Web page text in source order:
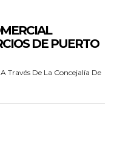
DE PUERTO
Través De La Concejalía De